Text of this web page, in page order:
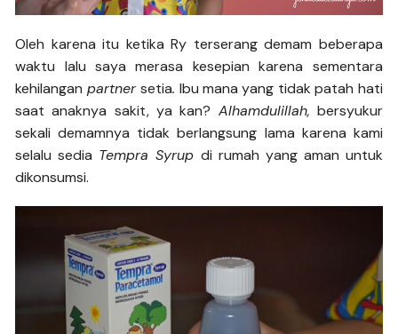
Oleh karena itu ketika Ry terserang demam beberapa
waktu lalu saya merasa kesepian karena sementara
kehilangan partnersetia. Ibu mana yang tidak patah hati
saat anaknya sakit, ya kan? Alhamdulillah, bersyukur
sekali demamnya tidak berlangsung lama karena kami
selalu sedia Tempra Syrup di rumah yang aman untuk
dikonsumsi.